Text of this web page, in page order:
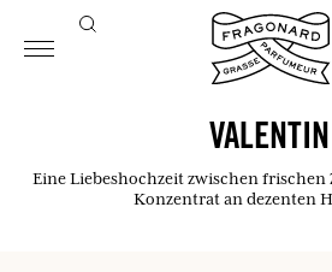
VALENTIN
Eine Liebeshochzeit zwischen
Konzentrat an dezenten